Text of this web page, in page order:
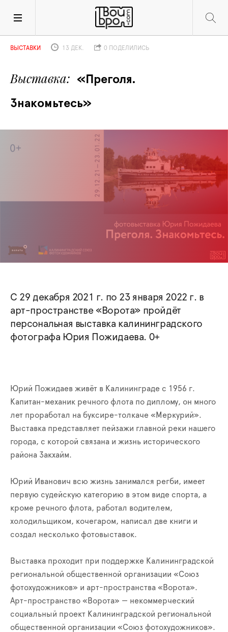
Выставка
«Преголя.
Знакомьтесь»
ВЫСТАВКИ 13 ДЕК. 0 ПОДЕЛИЛИСЬ
С 29 декабря 2021 г. по 23 января 2022 г. в
арт-пространстве «Ворота» пройдёт
персональная выставка калининградского
фотографа Юрия Пожидаева. 0+
Юрий Пожидаев живёт в Калининграде с 1956 г.
Капитан-механик речного флота по диплому, он много
лет проработал на буксире-толкаче «Меркурий».
Выставка представляет пейзажи главной реки нашего
города, с которой связана и жизнь исторического
района Закхайм.
Юрий Иванович всю жизнь занимался регби, имеет
первую судейскую категорию в этом виде спорта, а
кроме речного флота, работал водителем,
холодильщиком, кочегаром, написал две книги и
создал несколько фотовыставок.
Выставка проходит при поддержке Калининградской
региональной общественной организации «Союз
фотохудожников» и арт-пространства «Ворота».
Арт-пространство «Ворота» — некоммерческий
социальный проект Калининградской региональной
общественной организации «Союз фотохудожников».